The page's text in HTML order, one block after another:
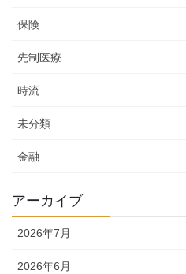
保険
先制医療
時流
未分類
金融
アーカイブ
2026年7月
2026年6月